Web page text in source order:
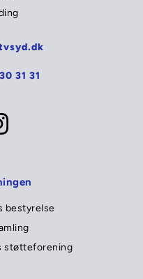
31 31
bestyrelse
støtteforening